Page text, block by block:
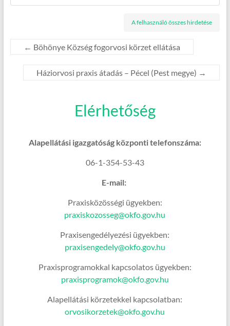
A felhasználó összes hirdetése
← Böhönye Község fogorvosi körzet ellátása
Háziorvosi praxis átadás – Pécel (Pest megye) →
Elérhetőség
Alapellátási igazgatóság központi telefonszáma:
06-1-354-53-43
E-mail:
Praxisközösségi ügyekben:
praxiskozosseg@okfo.gov.hu
Praxisengedélyezési ügyekben:
praxisengedely@okfo.gov.hu
Praxisprogramokkal kapcsolatos ügyekben:
praxisprogramok@okfo.gov.hu
Alapellátási körzetekkel kapcsolatban:
orvosikorzetek@okfo.gov.hu